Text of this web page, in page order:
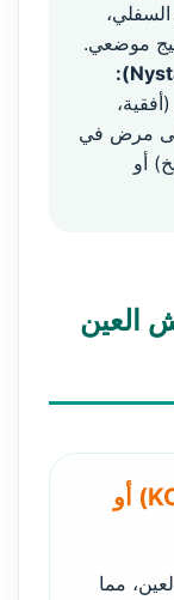
موضعي.
إلى مرض في
أو
العين
💧 1. جفاف العين المزمن (KCS) أو
مما